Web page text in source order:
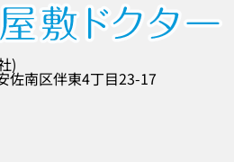
)
佐南区伴東4丁目23-17